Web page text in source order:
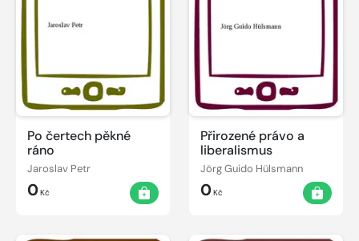
Po čertech pěkné
ráno
Jaroslav Petr
0Kč
Přirozené právo a
liberalismus
Jörg Guido Hülsmann
0Kč